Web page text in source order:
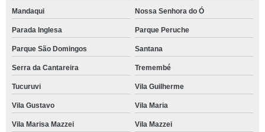
Mandaqui Nossa Senhora do Ó
Parada Inglesa Parque Peruche
Parque São Domingos Santana
Serra da Cantareira Tremembé
Tucuruvi Vila Guilherme
Vila Gustavo Vila Maria
Vila Marisa Mazzei Vila Mazzei